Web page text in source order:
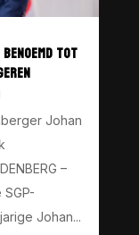
TOT
Johan
–
Johan...